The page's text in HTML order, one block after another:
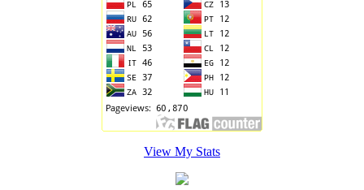
View My Stats